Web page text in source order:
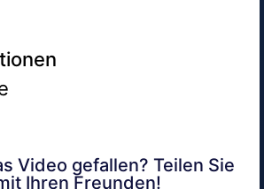
Video gefallen? Teilen Sie
Ihren Freunden!